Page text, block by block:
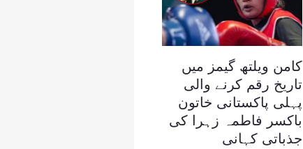
کامن ویلتھ گیمز میں
تاریخ رقم کرنے والی
پہلی پاکستانی خاتون
باکسر فاطمہ زہرا کی
جذباتی کہانی